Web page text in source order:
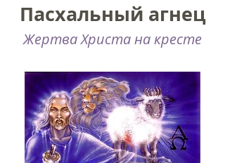
Пасхальный агнец
Жертва Христа на кресте